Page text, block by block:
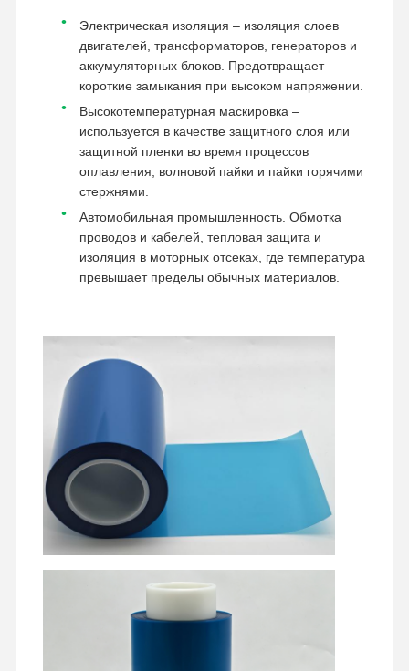
Электрическая изоляция – изоляция слоев
двигателей, трансформаторов, генераторов и
аккумуляторных блоков. Предотвращает
короткие замыкания при высоком напряжении.
Высокотемпературная маскировка –
используется в качестве защитного слоя или
защитной пленки во время процессов
оплавления, волновой пайки и пайки горячими
стержнями.
Автомобильная промышленность. Обмотка
проводов и кабелей, тепловая защита и
изоляция в моторных отсеках, где температура
превышает пределы обычных материалов.